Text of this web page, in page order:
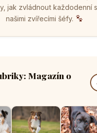
jak zvládnout každodenní
našimi zvířecími šéfy.
Magazín o